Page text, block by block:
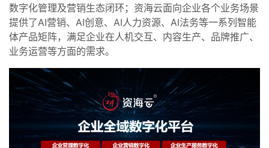
数字化管理及营销生态闭环；资海云面向企业各个业务场景
提供了AI营销、AI创意、AI人力资源、AI法务等一系列智能
体产品矩阵，满足企业在人机交互、内容生产、品牌推广、
业务运营等方面的需求。